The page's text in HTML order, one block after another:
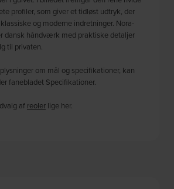
profiler, som giver et tidløst udtryk, der
og moderne indretninger. Nora-
dansk håndværk med praktiske detaljer
til privaten.
om mål og specifikationer, kan
fanebladet Specifikationer.
af reoler lige her.